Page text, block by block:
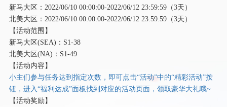
新马大区： 2022/06/10 00:00:00-2022/06/12 23:59:59（3天）
北美大区： 2022/06/10 00:00:00-2022/06/12 23:59:59（3天）
【活动范围】
新马大区(SEA)：S1-38
北美大区(NA)：S1-49
【活动内容】
小主们参与任务达到指定次数，即可点击“活动”中的“精彩活动”按
钮，进入“福利达成”面板找到对应的活动页面，领取豪华大礼哦~
【活动奖励】